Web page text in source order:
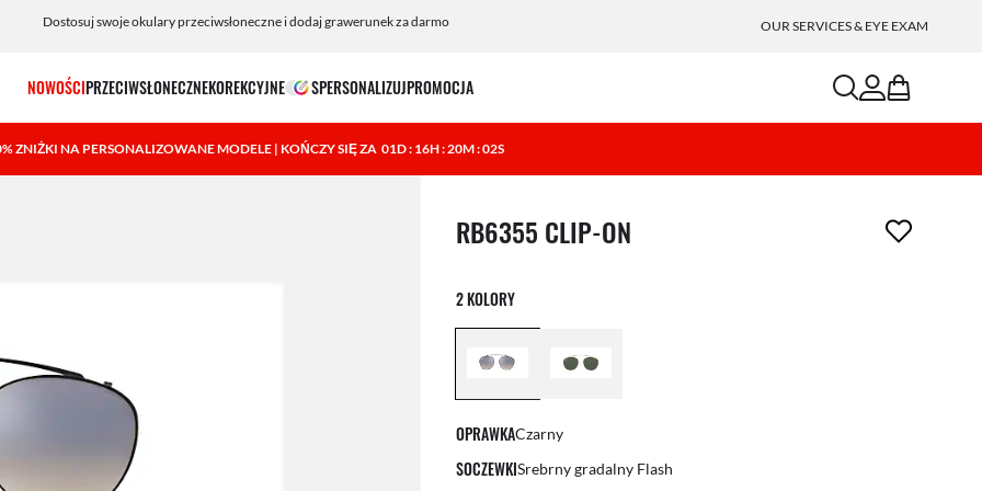
Dostosuj swoje okulary przeciwsłoneczne i dodaj grawerunek za darmo OUR SERVICES & EYE EXAM
NOWOŚCIPRZECIWSŁONECZNEKOREKCYJNE SPERSONALIZUJPROMOCJA searchaccount
bag
ZNIŻKI NA PERSONALIZOWANE MODELE | KOŃCZY SIĘ ZA 01D : 16H : 20M : 01S
1 element został usunięty z Twojej listy życzeń
RB6355 CLIP-ON
2 KOLORY
OPRAWKACzarny
SOCZEWKISrebrny gradalny Flash